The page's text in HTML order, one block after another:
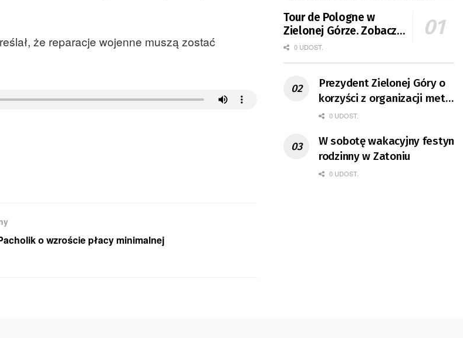
że reparacje wojenne muszą zostać
o wzroście płacy minimalnej
Tour de Pologne w
Zielonej Górze. Zobacz
zmiany w organizacji
0 UDOST.
Prezydent Zielonej Góry o
korzyści z organizacji mety
Tour de Pologne
0 UDOST.
W sobotę wakacyjny festyn
rodzinny w Zatoniu
0 UDOST.